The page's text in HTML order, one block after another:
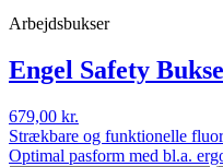
Arbejdsbukser
Engel Safety
679,00 kr.
Strækbare og funktionelle
Optimal pasform med bl.a.